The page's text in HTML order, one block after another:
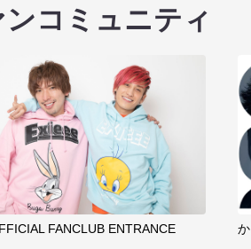
ンコミュニティ
FANCLUB ENTRANCE